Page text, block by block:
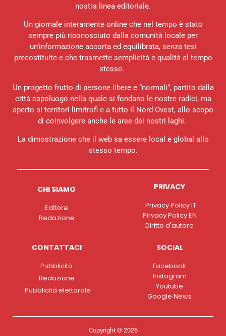
nostra linea editoriale.
Un giornale interamente online che nel tempo è stato
sempre più riconosciuto dalla comunità locale per
un’informazione accorta ed equilibrata, senza tesi
precostituite e che trasmette semplicità e qualità al tempo
stesso.
Un progetto frutto di persone libere e “normali”, partito dalla
città capoluogo nella quale si fondano le nostre radici, ma
aperto ai territori limitrofi e a tutto il Nord Ovest, allo scopo
di coinvolgere anche le aree dei nostri laghi.
La dimostrazione che il web sa essere local e global allo
stesso tempo.
CHI SIAMO
Editore
Redazione
PRIVACY
Privacy Policy IT
Privacy Policy EN
Diritto d'autore
CONTATTACI
Pubblicità
Redazione
Pubblicità elettorale
SOCIAL
Facebook
Instagram
Youtube
Google News
Copyright © 2026